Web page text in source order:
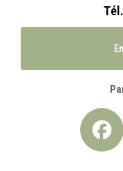
Tél.